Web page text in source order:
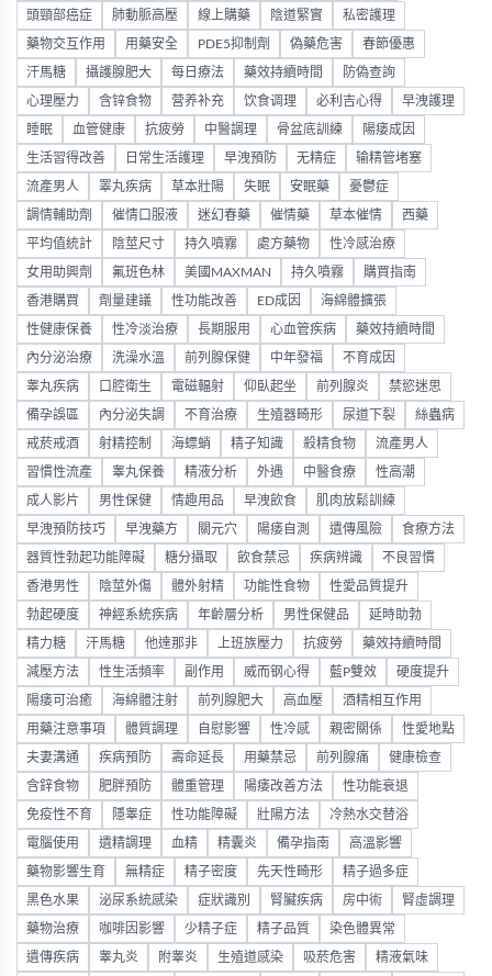
頭頸部癌症 肺動脈高壓 線上購藥 陰道緊實 私密護理
藥物交互作用 用藥安全 PDE5抑制劑 偽藥危害 春節優惠
汗馬糖 攝護腺肥大 每日療法 藥效持續時間 防偽查詢
心理壓力 含锌食物 营养补充 饮食调理 必利吉心得 早洩護理
睡眠 血管健康 抗疲勞 中醫調理 骨盆底訓練 陽痿成因
生活習得改善 日常生活護理 早洩預防 无精症 输精管堵塞
流產男人 睪丸疾病 草本壯陽 失眠 安眠藥 憂鬱症
調情輔助劑 催情口服液 迷幻春藥 催情藥 草本催情 西藥
平均值統計 陰莖尺寸 持久噴霧 處方藥物 性冷感治療
女用助興劑 氟班色林 美國MAXMAN 持久噴霧 購買指南
香港購買 劑量建議 性功能改善 ED成因 海綿體擴張
性健康保養 性冷淡治療 長期服用 心血管疾病 藥效持續時間
內分泌治療 洗澡水溫 前列腺保健 中年發福 不育成因
睾丸疾病 口腔衛生 電磁輻射 仰臥起坐 前列腺炎 禁慾迷思
備孕誤區 內分泌失調 不育治療 生殖器畸形 尿道下裂 絲蟲病
戒菸戒酒 射精控制 海螵蛸 精子知識 殺精食物 流產男人
習慣性流產 睾丸保養 精液分析 外遇 中醫食療 性高潮
成人影片 男性保健 情趣用品 早洩飲食 肌肉放鬆訓練
早洩預防技巧 早洩藥方 關元穴 陽痿自測 遺傳風險 食療方法
器質性勃起功能障礙 糖分攝取 飲食禁忌 疾病辨識 不良習慣
香港男性 陰莖外傷 體外射精 功能性食物 性愛品質提升
勃起硬度 神經系統疾病 年齡層分析 男性保健品 延時助勃
精力糖 汗馬糖 他達那非 上班族壓力 抗疲勞 藥效持續時間
減壓方法 性生活頻率 副作用 威而钢心得 藍P雙效 硬度提升
陽痿可治癒 海綿體注射 前列腺肥大 高血壓 酒精相互作用
用藥注意事項 體質調理 自慰影響 性冷感 親密關係 性愛地點
夫妻溝通 疾病預防 壽命延長 用藥禁忌 前列腺痛 健康檢查
含鋅食物 肥胖預防 體重管理 陽痿改善方法 性功能衰退
免疫性不育 隱睾症 性功能障礙 壯陽方法 冷熱水交替浴
電腦使用 遺精調理 血精 精囊炎 備孕指南 高溫影響
藥物影響生育 無精症 精子密度 先天性畸形 精子過多症
黑色水果 泌尿系統感染 症狀識別 腎臟疾病 房中術 腎虛調理
藥物治療 咖啡因影響 少精子症 精子品質 染色體異常
遺傳疾病 睾丸炎 附睾炎 生殖道感染 吸菸危害 精液氣味